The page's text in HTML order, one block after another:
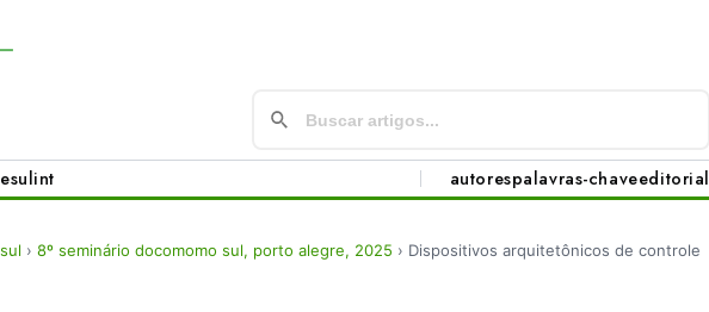
sulint autorespalavras-chaveeditorial
› 8º seminário docomomo sul, porto alegre, 2025 › Dispositivos arquitetônicos de controle